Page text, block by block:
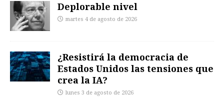
Deplorable nivel
martes 4 de agosto de 2026
¿Resistirá la democracia de
Estados Unidos las tensiones que
crea la IA?
lunes 3 de agosto de 2026